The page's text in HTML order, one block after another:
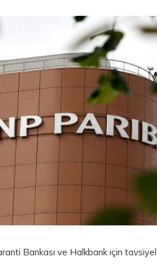
Bankası ve Halkbank için